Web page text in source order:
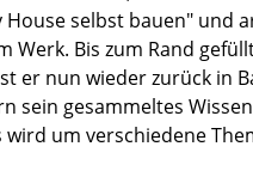
House selbst bauen" und
Werk. Bis zum Rand
er nun wieder zurück in
sein gesammeltes Wissen
wird um verschiedene